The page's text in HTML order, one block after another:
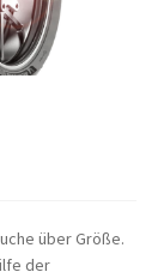
über Größe.
der